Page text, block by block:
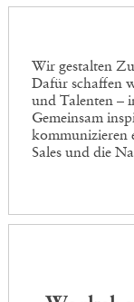
Wir gestalten
Dafür schaffen
und Talenten –
Gemeinsam
kommunizieren
Sales und die